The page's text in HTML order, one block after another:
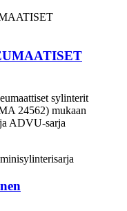
sylinterit
24562) mukaan
ADVU-sarja